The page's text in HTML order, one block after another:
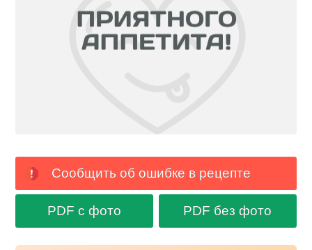
Сообщить об ошибке в рецепте
PDF с фото PDF без фото